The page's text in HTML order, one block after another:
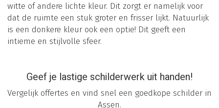
witte of andere lichte kleur. Dit zorgt er namelijk voor
dat de ruimte een stuk groter en frisser lijkt. Natuurlijk
is een donkere kleur ook een optie! Dit geeft een
intieme en stijlvolle sfeer.
Geef je lastige schilderwerk uit handen!
Vergelijk offertes en vind snel een goedkope schilder in
Assen.